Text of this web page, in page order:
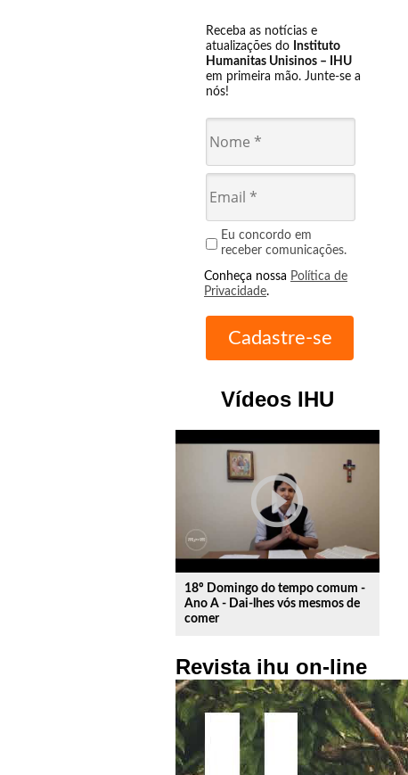
Receba as notícias e
atualizações do Instituto
Humanitas Unisinos – IHU
em primeira mão. Junte-se a
nós!
Eu concordo em
receber comunicações.
Conheça nossa Política de
Privacidade.
Vídeos IHU
play_circle_outline
18º Domingo do tempo comum -
Ano A - Dai-lhes vós mesmos de
comer
Revista ihu on-line